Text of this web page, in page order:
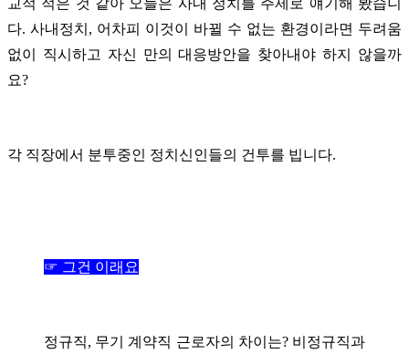
다. 사내정치, 어차피 이것이 바뀔 수 없는 환경이라면 두려움
없이 직시하고 자신 만의 대응방안을 찾아내야 하지 않을까
요?
각 직장에서 분투중인 정치신인들의 건투를 빕니다.
☞ 그건 이래요
정규직, 무기 계약직 근로자의 차이는? 비정규직과